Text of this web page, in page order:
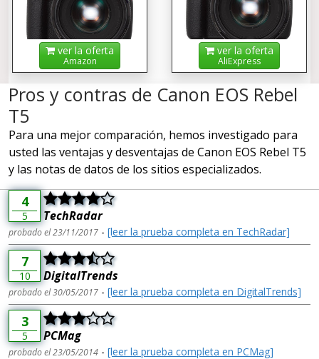
ver la oferta
Amazon
ver la oferta
AliExpress
Pros y contras de Canon EOS Rebel
T5
Para una mejor comparación, hemos investigado para
usted las ventajas y desventajas de Canon EOS Rebel T5
y las notas de datos de los sitios especializados.
4
5 TechRadar
probado el 23/11/2017 - [leer la prueba completa en TechRadar]
7
10 DigitalTrends
probado el 30/05/2017 - [leer la prueba completa en DigitalTrends]
3
5 PCMag
probado el 23/05/2014 - [leer la prueba completa en PCMag]